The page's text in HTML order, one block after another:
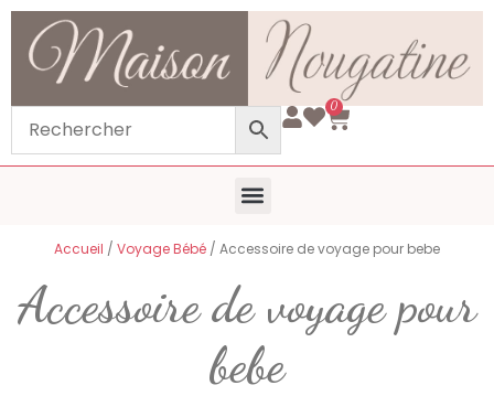
0
Accueil / Voyage Bébé / Accessoire de voyage pour bebe
Accessoire de voyage pour
bebe